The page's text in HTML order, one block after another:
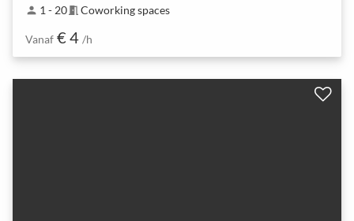
person 1 - 20meeting_room Coworking spaces
Vanaf € 4 /h